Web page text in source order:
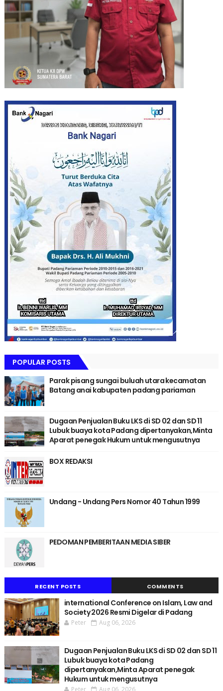
POPULAR POSTS
Parak pisang sungai buluah utara kecamatan
Batang anai kabupaten padang pariaman
Dugaan Penjualan Buku LKS di SD 02 dan SD 11
Lubuk buaya kota Padang dipertanyakan,Minta
Aparat penegak Hukum untuk mengusutnya
BOX REDAKSI
Undang - Undang Pers Nomor 40 Tahun 1999
PEDOMAN PEMBERITAAN MEDIA SIBER
RECENT POSTS COMMENTS
international Conference on Islam, Law and
Society 2026 Resmi Digelar di Padang
Peter Aug 06, 2026
Dugaan Penjualan Buku LKS di SD 02 dan SD 11
Lubuk buaya kota Padang
dipertanyakan,Minta Aparat penegak
Hukum untuk mengusutnya
Peter Aug 06, 2026